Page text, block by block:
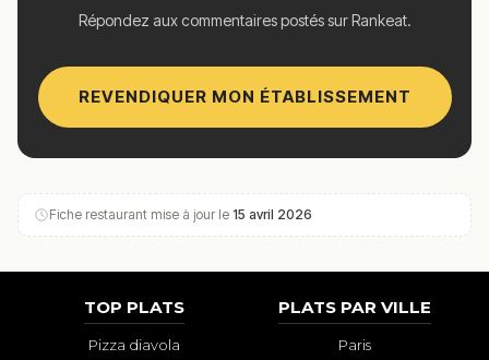
Répondez aux commentaires postés sur Rankeat.
REVENDIQUER MON ÉTABLISSEMENT
Fiche restaurant mise à jour le 15 avril 2026
TOP PLATS
Pizza diavola
PLATS PAR VILLE
Paris